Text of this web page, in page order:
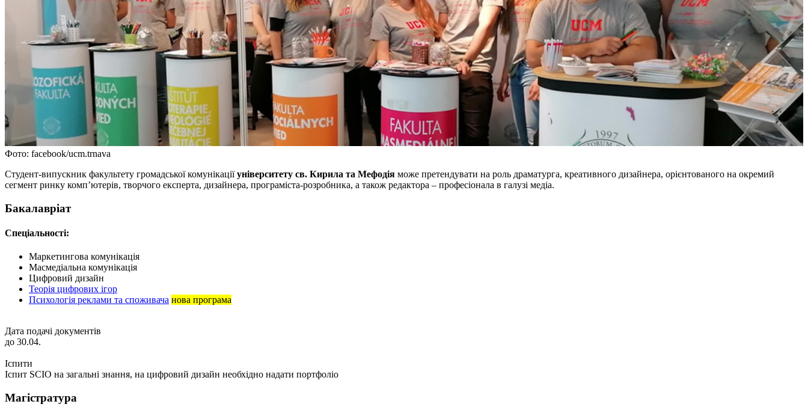
Фото: facebook/ucm.trnava
Студент-випускник факультету громадської комунікаціїуніверситету св. Кирила та Мефодія може претендувати на роль драматурга, креативного дизайнера, орієнтованого на окремий
сегмент ринку комп’ютерів, творчого експерта, дизайнера, програміста-розробника, а також редактора – професіонала в галузі медіа.
Бакалавріат
Спеціальності:
Маркетингова комунікація
Масмедіальна комунікація
Цифровий дизайн
Теорія цифрових ігор
Психологія реклами та споживача нова програма
Дата подачі документів
до 30.04.
Іспити
Іспит SCIO на загальні знання, на цифровий дизайн необхідно надати портфоліо
Магістратура